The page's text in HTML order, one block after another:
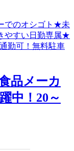
品メーカ
中！20～